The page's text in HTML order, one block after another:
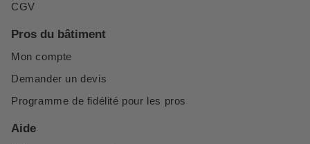
CGV
Pros du bâtiment
Mon compte
Demander un devis
Programme de fidélité pour les pros
Aide